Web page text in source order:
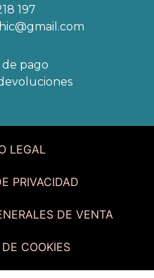
197
de pago
LEGAL
PRIVACIDAD
DE VENTA
COOKIES